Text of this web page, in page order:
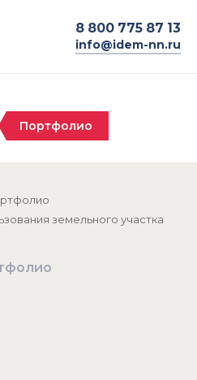
8 800 775 87 13
info@idem-nn.ru
Портфолио
земельного участка